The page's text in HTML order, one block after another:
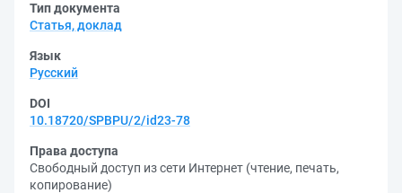
Тип документа
Статья, доклад
Язык
Русский
DOI
10.18720/SPBPU/2/id23-78
Права доступа
Свободный доступ из сети Интернет (чтение, печать,
копирование)